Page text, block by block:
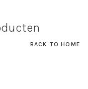
BACK TO HOME